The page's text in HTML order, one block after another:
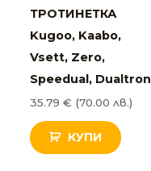
ТРОТИНЕТКА
Kugoo, Kaabo,
Vsett, Zero,
Speedual, Dualtron
35.79€ (70.00 лв.)
КУПИ